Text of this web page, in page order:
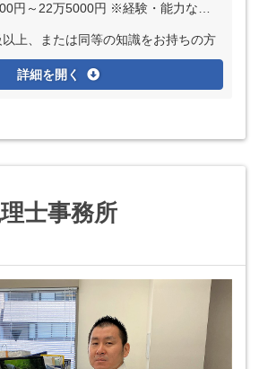
円 ※経験・能力など考慮の上、決定いたします ※残業代は全額支給
以上、または同等の知識をお持ちの方
詳細を開く
士事務所